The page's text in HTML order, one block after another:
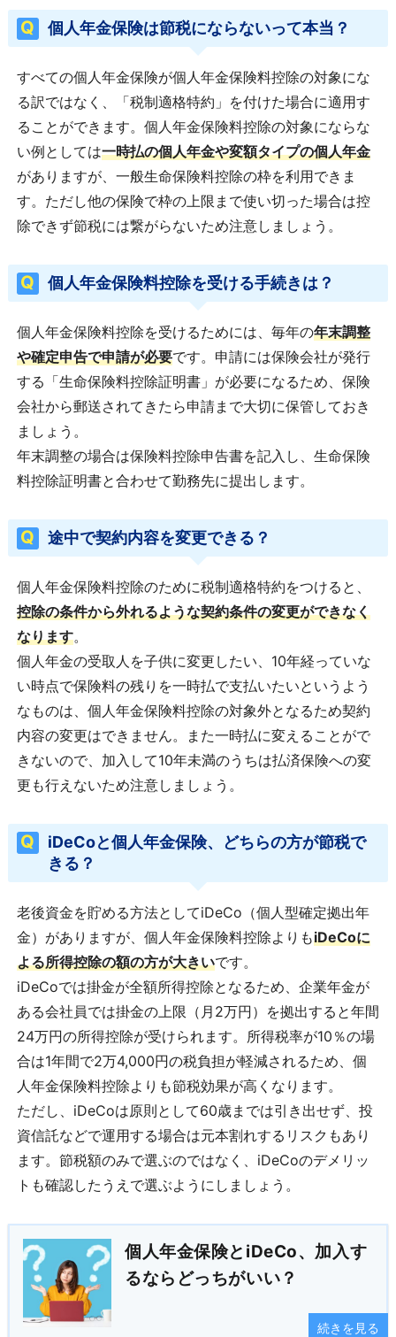
個人年金保険は節税にならないって本当？
すべての個人年金保険が個人年金保険料控除の対象にな
る訳ではなく、「税制適格特約」を付けた場合に適用す
ることができます。個人年金保険料控除の対象にならな
い例としては一時払の個人年金や変額タイプの個人年金
がありますが、一般生命保険料控除の枠を利用できま
す。ただし他の保険で枠の上限まで使い切った場合は控
除できず節税には繋がらないため注意しましょう。
個人年金保険料控除を受ける手続きは？
個人年金保険料控除を受けるためには、毎年の年末調整
や確定申告で申請が必要です。申請には保険会社が発行
する「生命保険料控除証明書」が必要になるため、保険
会社から郵送されてきたら申請まで大切に保管しておき
ましょう。
年末調整の場合は保険料控除申告書を記入し、生命保険
料控除証明書と合わせて勤務先に提出します。
途中で契約内容を変更できる？
個人年金保険料控除のために税制適格特約をつけると、
控除の条件から外れるような契約条件の変更ができなく
なります。
個人年金の受取人を子供に変更したい、10年経っていな
い時点で保険料の残りを一時払で支払いたいというよう
なものは、個人年金保険料控除の対象外となるため契約
内容の変更はできません。また一時払に変えることがで
きないので、加入して10年未満のうちは払済保険への変
更も行えないため注意しましょう。
iDeCoと個人年金保険、どちらの方が節税で
きる？
老後資金を貯める方法としてiDeCo（個人型確定拠出年
金）がありますが、個人年金保険料控除よりもiDeCoに
よる所得控除の額の方が大きいです。
iDeCoでは掛金が全額所得控除となるため、企業年金が
ある会社員では掛金の上限（月2万円）を拠出すると年間
24万円の所得控除が受けられます。所得税率が10％の場
合は1年間で2万4,000円の税負担が軽減されるため、個
人年金保険料控除よりも節税効果が高くなります。
ただし、iDeCoは原則として60歳までは引き出せず、投
資信託などで運用する場合は元本割れするリスクもあり
ます。節税額のみで選ぶのではなく、iDeCoのデメリッ
トも確認したうえで選ぶようにしましょう。
個人年金保険とiDeCo、加入す
るならどっちがいい？
続きを見る